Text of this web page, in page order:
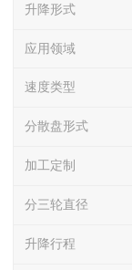
升降形式
应用领域
速度类型
分散盘形式
加工定制
分三轮直径
升降行程